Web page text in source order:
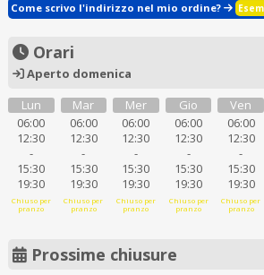
Come scrivo l'indirizzo nel mio ordine?
Orari
Aperto domenica
Lun
06:00
12:30
-
15:30
19:30
Chiuso per
pranzo
Mar
06:00
12:30
-
15:30
19:30
Chiuso per
pranzo
Mer
06:00
12:30
-
15:30
19:30
Chiuso per
pranzo
Gio
06:00
12:30
-
15:30
19:30
Chiuso per
pranzo
Ven
06:00
12:30
-
15:30
19:30
Chiuso per
pranzo
Prossime chiusure